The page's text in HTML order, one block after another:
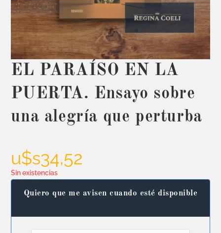
EL PARAÍSO EN LA
PUERTA. Ensayo sobre
una alegría que perturba
u$s34,52
Sin existencias
Quiero que me avisen cuando esté disponible